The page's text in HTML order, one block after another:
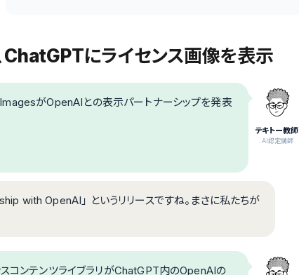
にライセンス画像を表示
テキトー教師
.AI認定講師
がOpenAIとの表示パートナーシップを発表
with OpenAI」 というリリースですね。まさに私たちが
コンテンツライブラリがChatGPT内のOpenAIの